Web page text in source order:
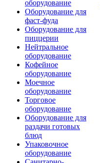
оборудование
Оборудование для
фаст-фуда
Оборудование для
пиццерии
Нейтральное
оборудование
Кофейное
оборудование
Моечное
оборудование
Торговое
оборудование
Оборудование для
раздачи готовых
блюд
Упаковочное
оборудование